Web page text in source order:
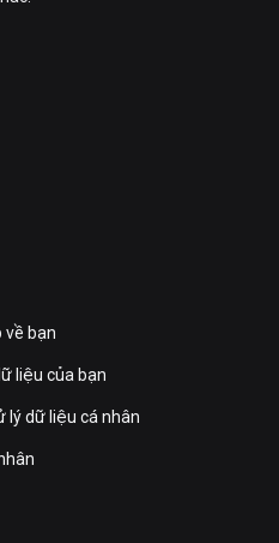
về bạn
liệu của bạn
lý dữ liệu cá nhân